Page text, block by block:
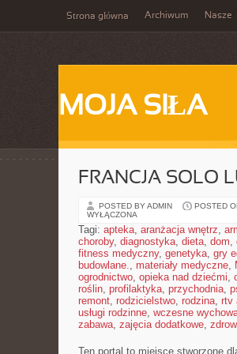
Strona główna Archiwum Nasze
MOJA SIŁA
FRANCJA SOLO
POSTED BY ADMIN POSTED
WYŁĄCZONA
Tagi: apteka, aranżacja wnętrz,
choroby, diagnostyka, dieta, dom,
fitness medyczny, genetyka, gry
budowlane., materiały medyczne,
ogrodnictwo, opieka nad dziećmi,
roślin, profilaktyka, przychodnia,
remont, rodzicielstwo, rodzina, rtv
usługi rodzinne, wczesne
zabawa, zajęcia dodatkowe,
Ten portal to miejsce stworzone